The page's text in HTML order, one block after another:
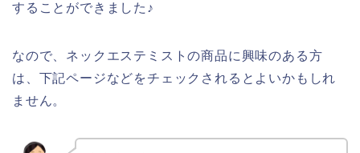
することができました♪
なので、ネックエステミストの商品に興味のある方
は、下記ページなどをチェックされるとよいかもしれ
ません。